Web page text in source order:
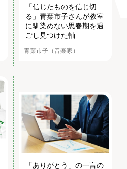
「信じたものを信じ切
る」青葉市子さんが教室
に馴染めない思春期を過
ごし見つけた軸
青葉市子（音楽家）
「ありがとう」の一言の